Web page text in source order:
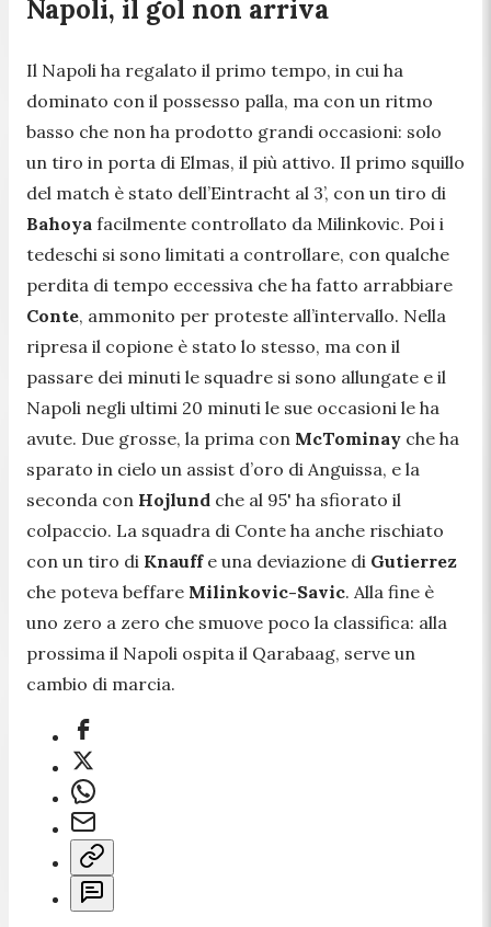
Napoli, il gol non arriva
Il Napoli ha regalato il primo tempo, in cui ha
dominato con il possesso palla, ma con un ritmo
basso che non ha prodotto grandi occasioni: solo
un tiro in porta di Elmas, il più attivo. Il primo squillo
del match è stato dell’Eintracht al 3’, con un tiro di
Bahoya facilmente controllato da Milinkovic. Poi i
tedeschi si sono limitati a controllare, con qualche
perdita di tempo eccessiva che ha fatto arrabbiare
Conte, ammonito per proteste all’intervallo. Nella
ripresa il copione è stato lo stesso, ma con il
passare dei minuti le squadre si sono allungate e il
Napoli negli ultimi 20 minuti le sue occasioni le ha
avute. Due grosse, la prima con McTominay che ha
sparato in cielo un assist d’oro di Anguissa, e la
seconda con Hojlund che al 95' ha sfiorato il
colpaccio. La squadra di Conte ha anche rischiato
con un tiro di Knauffe una deviazione di Gutierrez
che poteva beffare Milinkovic-Savic. Alla fine è
uno zero a zero che smuove poco la classifica: alla
prossima il Napoli ospita il Qarabaag, serve un
cambio di marcia.